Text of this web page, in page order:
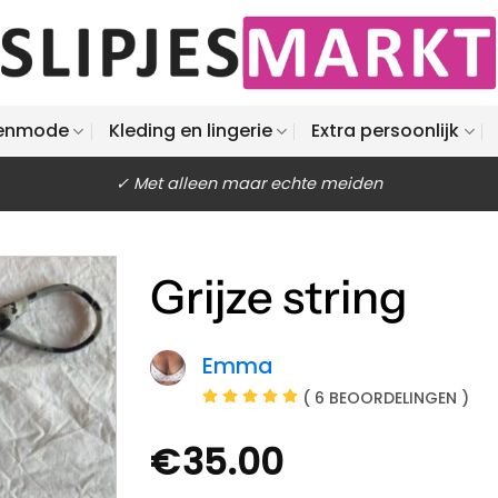
Kleding en lingerie Extra persoonlijk
✓ Met alleen maar echte meiden
Grijze string
Emma
( 6 BEOORDELINGEN )
€35.00